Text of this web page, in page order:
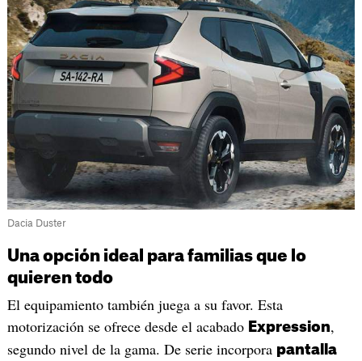
Dacia Duster
Una opción ideal para familias que lo
quieren todo
El equipamiento también juega a su favor. Esta
motorización se ofrece desde el acabado Expression,
segundo nivel de la gama. De serie incorpora pantalla